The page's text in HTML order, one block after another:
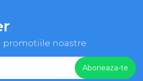
promotiile noastre